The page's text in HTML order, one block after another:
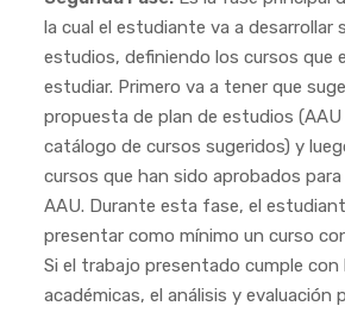
la cual el estudiante va a desarrollar
estudios, definiendo los cursos que
estudiar. Primero va a tener que
propuesta de plan de estudios
catálogo de cursos sugeridos) y
cursos que han sido aprobados
AAU. Durante esta fase, el
presentar como mínimo un curso
Si el trabajo presentado cumple con
académicas, el análisis y evaluación